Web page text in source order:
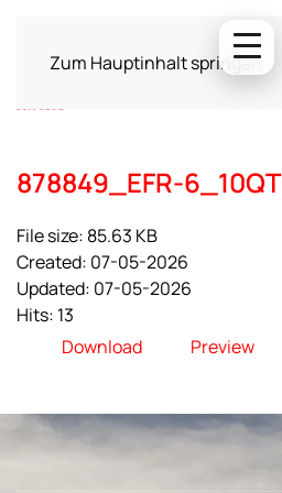
Zum Hauptinhalt springen
878849_EFR-6_10QT
File size: 85.63 KB
Created: 07-05-2026
Updated: 07-05-2026
Hits: 13
Download
Preview